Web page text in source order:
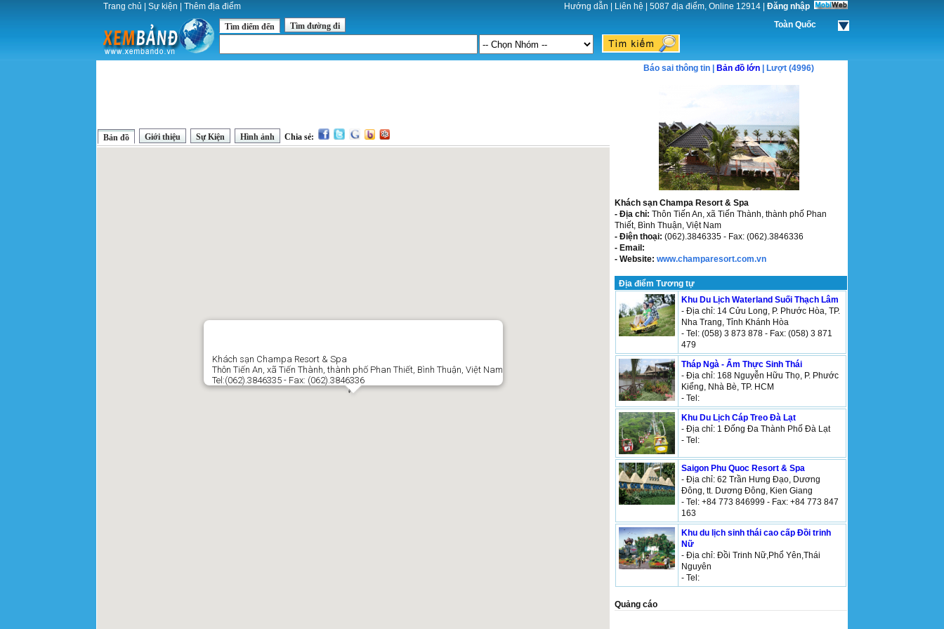
Trang chủ Sự kiện Thêm địa điểm Hướng dẫn Liên hệ 5087 địa điểm, Online 12914
Đăng nhập
Toàn Quốc
Tìm điểm đến Tìm đường đi
Bản đồ Giới thiệu Sự Kiện Hình ảnh Chia sẻ:
Khách sạn Champa Resort & Spa
Thôn Tiến An, xã Tiến Thành, thành phố Phan Thiết, Bình Thuận, Việt Nam
Tel:(062).3846335 - Fax: (062).3846336
Báo sai thông tin | Bản đồ lớn | Lượt (4996)
Khách sạn Champa Resort & Spa
- Địa chỉ: Thôn Tiến An, xã Tiến Thành, thành phố Phan
Thiết, Bình Thuận, Việt Nam
- Điện thoại: (062).3846335 - Fax: (062).3846336
- Email:
- Website: www.champaresort.com.vn
Địa điểm Tương tự
Khu Du Lịch Waterland Suối Thạch Lâm
- Địa chỉ: 14 Cửu Long, P. Phước Hòa, TP.
Nha Trang, Tỉnh Khánh Hòa
- Tel: (058) 3 873 878 - Fax: (058) 3 871
479
Tháp Ngà - Ẩm Thực Sinh Thái
- Địa chỉ: 168 Nguyễn Hữu Thọ, P. Phước
Kiểng, Nhà Bè, TP. HCM
- Tel:
Khu Du Lịch Cáp Treo Đà Lạt
- Địa chỉ: 1 Đống Đa Thành Phố Đà Lạt
- Tel:
Saigon Phu Quoc Resort & Spa
- Địa chỉ: 62 Trần Hưng Đạo, Dương
Đông, tt. Dương Đông, Kien Giang
- Tel: +84 773 846999 - Fax: +84 773 847
163
Khu du lịch sinh thái cao cấp Đồi trinh
Nữ
- Địa chỉ: Đồi Trinh Nữ,Phổ Yên,Thái
Nguyên
- Tel:
Quảng cáo